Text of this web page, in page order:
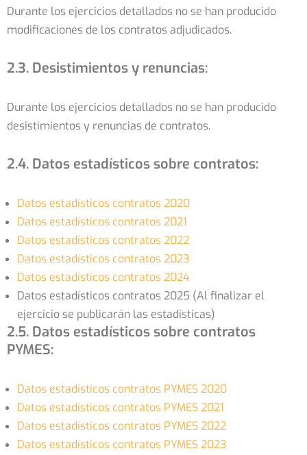
Durante los ejercicios detallados no se han producido
modificaciones de los contratos adjudicados.
2.3. Desistimientos y renuncias:
Durante los ejercicios detallados no se han producido
desistimientos y renuncias de contratos.
2.4. Datos estadísticos sobre contratos:
Datos estadísticos contratos 2020
Datos estadísticos contratos 2021
Datos estadísticos contratos 2022
Datos estadísticos contratos 2023
Datos estadísticos contratos 2024
Datos estadísticos contratos 2025 (Al finalizar el
ejercicio se publicarán las estadísticas)
2.5. Datos estadísticos sobre contratos
PYMES:
Datos estadísticos contratos PYMES 2020
Datos estadísticos contratos PYMES 2021
Datos estadísticos contratos PYMES 2022
Datos estadísticos contratos PYMES 2023